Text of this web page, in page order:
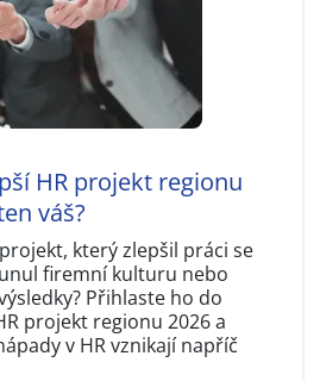
HR projekt regionu
váš?
který zlepšil práci se
firemní kulturu nebo
Přihlaste ho do
projekt regionu 2026 a
v HR vznikají napříč